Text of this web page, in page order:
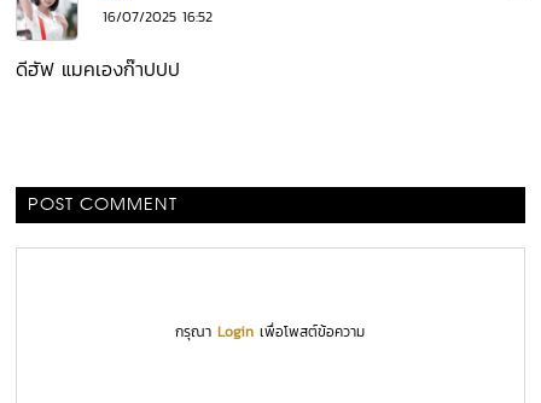
16/07/2025 16:52
ดีฮัฟ แมคเองก๊าปปป
POST COMMENT
กรุณาLogin เพื่อโพสต์ข้อความ